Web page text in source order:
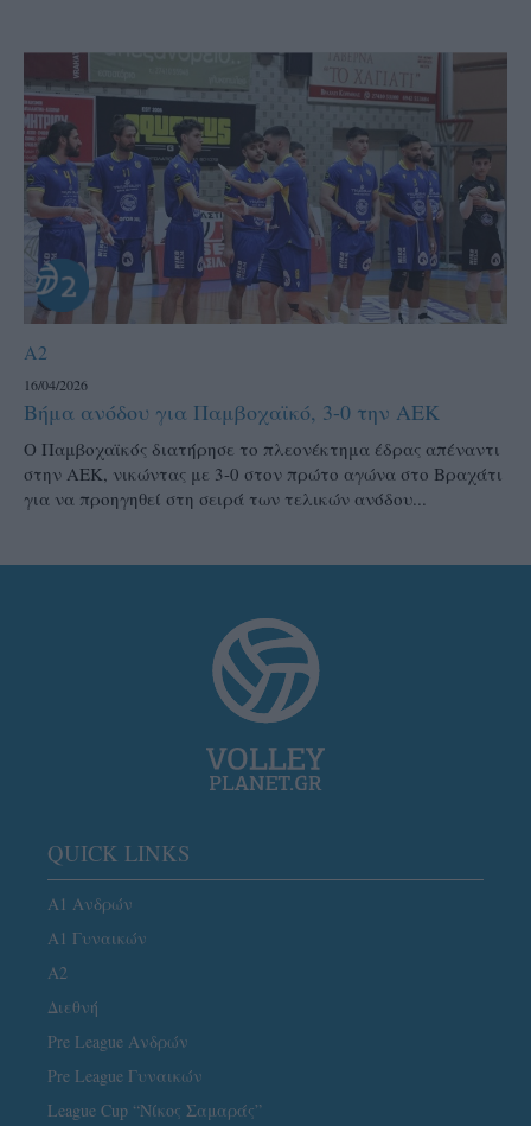
A2
16/04/2026
Βήμα ανόδου για Παμβοχαϊκό, 3-0 την ΑΕΚ
Ο Παμβοχαϊκός διατήρησε το πλεονέκτημα έδρας απέναντι
στην ΑΕΚ, νικώντας με 3-0 στον πρώτο αγώνα στο Βραχάτι
για να προηγηθεί στη σειρά των τελικών ανόδου...
QUICK LINKS
Α1 Ανδρών
Α1 Γυναικών
A2
Διεθνή
Pre League Ανδρών
Pre League Γυναικών
League Cup “Νίκος Σαμαράς”